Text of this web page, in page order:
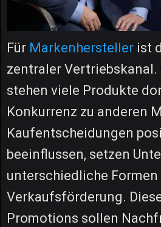
Für Markenhersteller ist
zentraler Vertriebskanal.
stehen viele Produkte
Konkurrenz zu anderen
Kaufentscheidungen
beeinflussen, setzen
unterschiedliche Formen
Verkaufsförderung.
Promotions sollen